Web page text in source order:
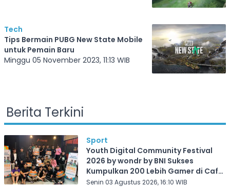
Tech
Tips Bermain PUBG New State Mobile
untuk Pemain Baru
Minggu 05 November 2023, 11:13 WIB
Berita Terkini
Sport
Youth Digital Community Festival
2026 by wondr by BNI Sukses
Kumpulkan 200 Lebih Gamer di Cafe
Frekuensi Depok
Senin 03 Agustus 2026, 16:10 WIB